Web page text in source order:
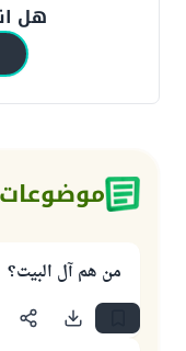
هل
من هم آل البيت؟